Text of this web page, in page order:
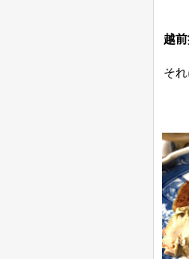
越
そ